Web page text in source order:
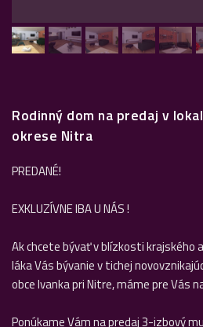
Rodinný dom na predaj v
okrese Nitra
PREDANÉ!
EXKLUZÍVNE IBA U NÁS !
Ak chcete bývať v blízkosti krajského
láka Vás bývanie v tichej
obce Ivanka pri Nitre, máme pre Vás
Ponúkame Vám na predaj 3-izbový